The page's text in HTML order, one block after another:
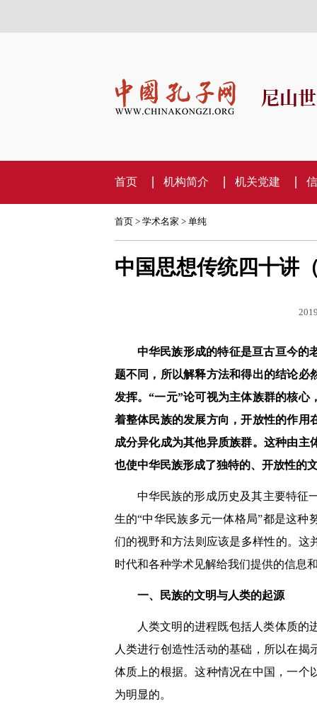
尼山
首页 机构简介 机关党建
首页> 学术名家 > 单纯
中国思想传统四十讲
中华民族形成的特征是亘古亘今的
题不同，所以解释方法和得出的结论必
发挥。“一元”论可视为主体族群的核心
着整体民族的发展方向，开放性的作用
成分异化成为其他异质族群。这种由
也使中华民族形成了独特的、开放性的
中华民族的形成历史及其主要特征
生的“中华民族多元一体格局”都是这种
们的视野和方法则应该是多样性的。这
时代和各种学术见解给我们提供的信息
一、民族的文明与人类的起源
人类文明的进程既包括人类体质
人类进行创造性活动的基础，所以在
体质上的根据。这种情况在中国，一个
为明显的。